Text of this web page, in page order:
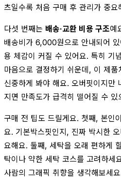
츠일수록 처음 구매 후 관리가 중요
다섯 번째는 배송·교환 비용 구조예
배송비가 6,000원으로 안내되어
용 체감이 커질 수 있어요. 특히 기
마음으로 결정하기 쉬운데, 이 제
신중하게 봐야 해요. 오버핏이지만
지면 만족도가 급격히 떨어질 수 있
구매 전 팁도 드릴게요. 첫째, 본인
요. 기본박스핏인지, 진짜 박시한
요해요. 둘째, 세탁을 오래 편하게
탁이나 약한 세탁 코스를 고려하세
사람의 그래픽 취향을 생각해보세